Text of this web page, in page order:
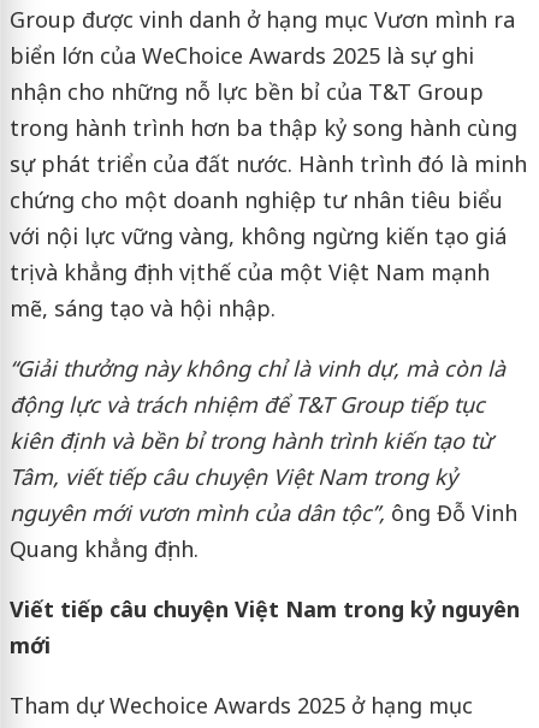
Group được vinh danh ở hạng mục Vươn mình ra
biển lớn của WeChoice Awards 2025 là sự ghi
nhận cho những nỗ lực bền bỉ của T&T Group
trong hành trình hơn ba thập kỷ song hành cùng
sự phát triển của đất nước. Hành trình đó là minh
chứng cho một doanh nghiệp tư nhân tiêu biểu
với nội lực vững vàng, không ngừng kiến tạo giá
trị và khẳng định vị thế của một Việt Nam mạnh
mẽ, sáng tạo và hội nhập.
“Giải thưởng này không chỉ là vinh dự, mà còn là
động lực và trách nhiệm để T&T Group tiếp tục
kiên định và bền bỉ trong hành trình kiến tạo từ
Tâm, viết tiếp câu chuyện Việt Nam trong kỷ
nguyên mới vươn mình của dân tộc”, ông Đỗ Vinh
Quang khẳng định.
Viết tiếp câu chuyện Việt Nam trong kỷ nguyên
mới
Tham dự Wechoice Awards 2025 ở hạng mục